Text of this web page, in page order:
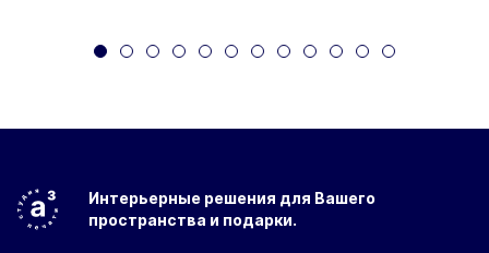
Интерьерные решения для Вашего
пространства и подарки.